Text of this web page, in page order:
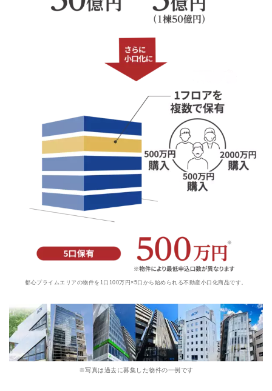
都心プライムエリアの物件を1口100万円×5口から始められる不動産小口化商品です。
※写真は過去に募集した物件の一例です